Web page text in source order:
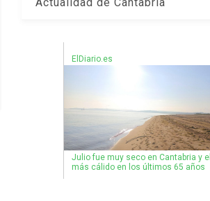
ElDiario.es
Julio fue muy seco en Cantabria y el
más cálido en los últimos 65 años